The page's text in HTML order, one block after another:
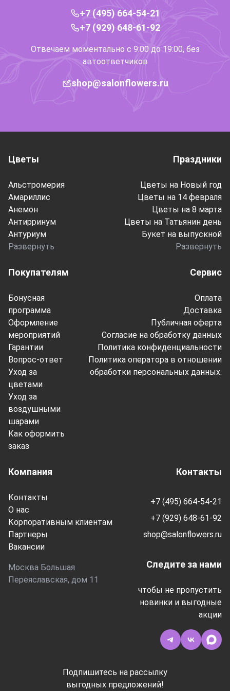
+7 (495) 664-54-21
+7 (929) 648-61-92
Отвечаем моментально с 9:00 до 19:00, без
автоответчиков
shop@salonflowers.ru
Компания
Контакты
О нас
Корпоративным клиентам
Партнеры
Вакансии
Москва Большая
Переяславская, дом 11
Покупателям
Бонусная
программа
Оформление
мероприятий
Гарантии
Вопрос-ответ
Уход за
цветами
Уход за
воздушными
шарами
Как оформить
заказ
Сервис
Оплата
Доставка
Публичная оферта
Согласие на обработку данных
Политика конфиденциальности
Политика оператора в отношении
обработки персональных данных.
Цветы
Альстромерия
Амариллис
Анемон
Антирринум
Антуриум
Развернуть
Праздники
Цветы на Новый год
Цветы на 14 февраля
Цветы на 8 марта
Цветы на Татьянин день
Букет на выпускной
Развернуть
Контакты
+7 (495) 664-54-21
+7 (929) 648-61-92
shop@salonflowers.ru
Следите за нами
чтобы не пропустить
новинки и выгодные
акции
Подпишитесь на рассылку
выгодных предложений!